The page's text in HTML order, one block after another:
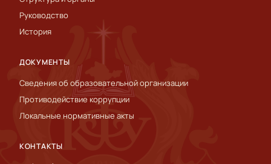
Руководство
История
ДОКУМЕНТЫ
Сведения об образовательной организации
Противодействие коррупции
Локальные нормативные акты
КОНТАКТЫ